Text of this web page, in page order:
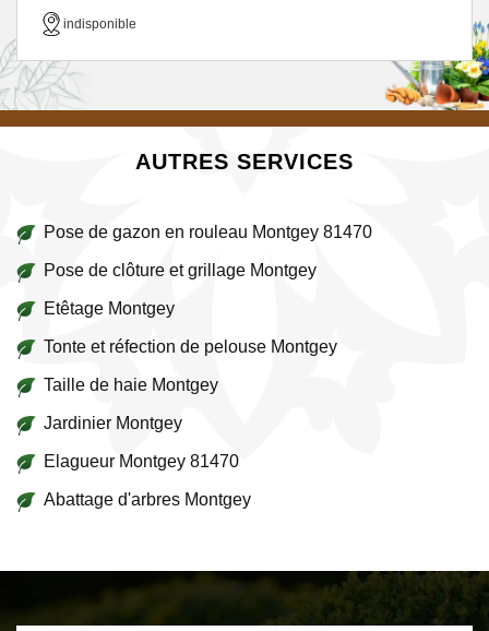
indisponible
AUTRES SERVICES
Pose de gazon en rouleau Montgey 81470
Pose de clôture et grillage Montgey
Etêtage Montgey
Tonte et réfection de pelouse Montgey
Taille de haie Montgey
Jardinier Montgey
Elagueur Montgey 81470
Abattage d'arbres Montgey